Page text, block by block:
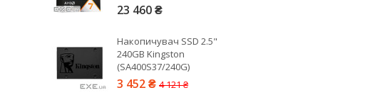
23 460 ₴
Накопичувач SSD 2.5"
240GB Kingston
(SA400S37/240G)
3 452 ₴ 4 121 ₴